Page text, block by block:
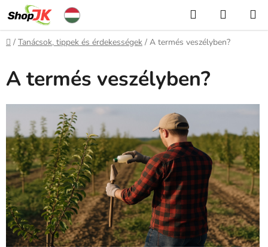
Ugrás
fő
tartalomhoz
KeresésKOSÁR
Kezdőlap
/ Tanácsok, tippek és érdekességek / A termés veszélyben?
A termés veszélyben?